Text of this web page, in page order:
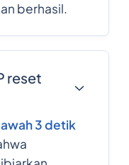
berhasil.
reset
3 detik